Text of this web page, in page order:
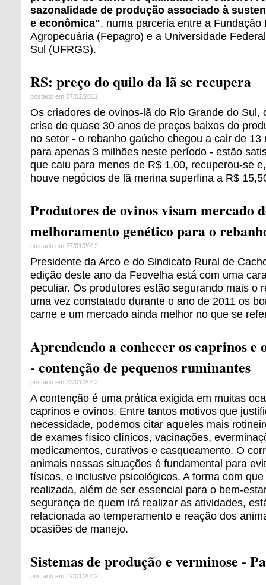
sazonalidade de produção associado à
e econômica", numa parceria entre a
Agropecuária (Fepagro) e a Universidade
Sul (UFRGS).
RS: preço do quilo da lã se recupera
postado em 07/02/2012
Os criadores de ovinos-lã do Rio Grande do Sul,
crise de quase 30 anos de preços baixos do
no setor - o rebanho gaúcho chegou a cair de 13
para apenas 3 milhões neste período - estão
que caiu para menos de R$ 1,00, recuperou-se
houve negócios de lã merina superfina a R$
Produtores de ovinos visam mercado
melhoramento genético para o
postado em 27/01/2012
Presidente da Arco e do Sindicato Rural de
edição deste ano da Feovelha está com uma
peculiar. Os produtores estão segurando mais o
uma vez constatado durante o ano de 2011 os
carne e um mercado ainda melhor no que se
Aprendendo a conhecer os caprinos
- contenção de pequenos ruminantes
postado em 23/01/2012
A contenção é uma prática exigida em muitas
caprinos e ovinos. Entre tantos motivos que
necessidade, podemos citar aqueles mais
de exames físico clínicos, vacinações,
medicamentos, curativos e casqueamento. O
animais nessas situações é fundamental para
físicos, e inclusive psicológicos. A forma com
realizada, além de ser essencial para o bem-
segurança de quem irá realizar as atividades,
relacionada ao temperamento e reação dos
ocasiões de manejo.
Sistemas de produção e verminose -
postado em 12/01/2012